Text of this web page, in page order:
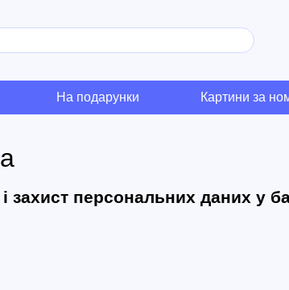
На подарунки Картини за
захист персональних даних у